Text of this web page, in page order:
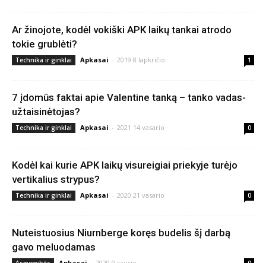
Ar žinojote, kodėl vokiški APK laikų tankai atrodo
tokie grublėti?
Technika ir ginklai Apkasai - 2019 8 lapkričio 1
7 įdomūs faktai apie Valentine tanką – tanko vadas-
užtaisinėtojas?
Technika ir ginklai Apkasai - 2021 14 vasario 0
Kodėl kai kurie APK laikų visureigiai priekyje turėjo
vertikalius strypus?
Technika ir ginklai Apkasai - 2020 21 vasario 0
Nuteistuosius Niurnberge koręs budelis šį darbą
gavo meluodamas